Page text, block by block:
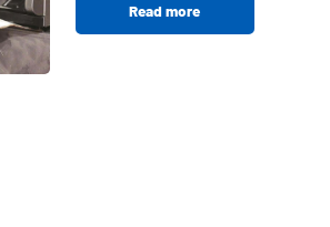
Read more